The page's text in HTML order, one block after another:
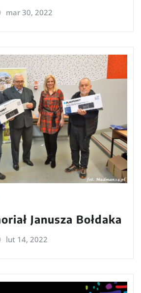
mar 30, 2022
Janusza Bołdaka
lut 14, 2022